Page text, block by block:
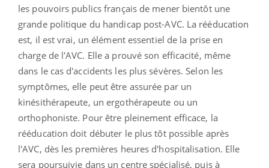
les pouvoirs publics français de mener bientôt une
grande politique du handicap post-AVC. La rééducation
est, il est vrai, un élément essentiel de la prise en
charge de l'AVC. Elle a prouvé son efficacité, même
dans le cas d'accidents les plus sévères. Selon les
symptômes, elle peut être assurée par un
kinésithérapeute, un ergothérapeute ou un
orthophoniste. Pour être pleinement efficace, la
rééducation doit débuter le plus tôt possible après
l'AVC, dès les premières heures d'hospitalisation. Elle
sera poursuivie dans un centre spécialisé, puis à